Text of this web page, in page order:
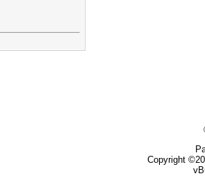
Copyright